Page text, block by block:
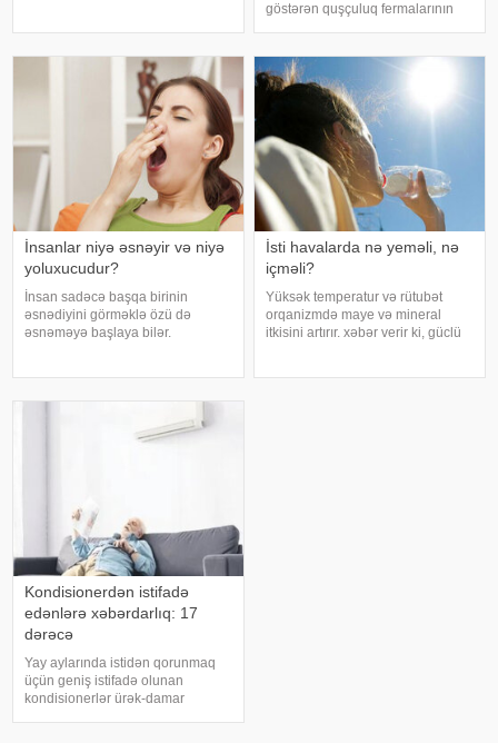
insanın kifayət qədə
göstərən quşçuluq fermalarının
biləcəyini bildiriblər. xəbər verir ki,
araşdırma zamanı son 45 i
İnsanlar niyə əsnəyir və niyə
yoluxucudur?
İnsan sadəcə başqa birinin
əsnədiyini görməklə özü də
əsnəməyə başlaya bilər.
verir ki, əsnəmək insan
İsti havalarda nə yeməli, nə
içməli?
Yüksək temperatur və rütubət
orqanizmdə maye və mineral
itkisini artırır. xəbər verir ki, güclü
Kondisionerdən istifadə
edənlərə xəbərdarlıq: 17
dərəcə
Yay aylarında istidən qorunmaq
üçün geniş istifadə olunan
kondisionerlər ürək-damar